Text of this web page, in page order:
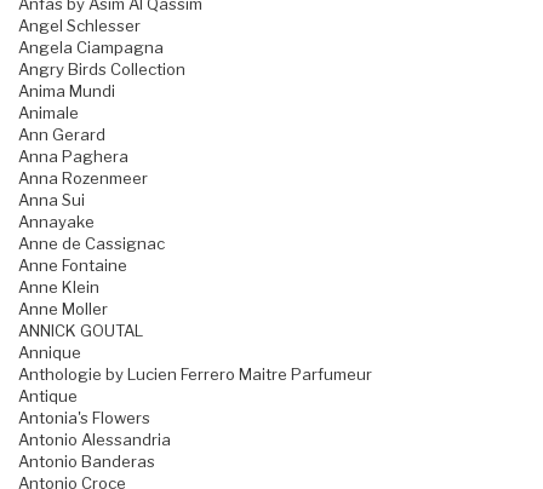
Anfas by Asim Al Qassim
Angel Schlesser
Angela Ciampagna
Angry Birds Collection
Anima Mundi
Animale
Ann Gerard
Anna Paghera
Anna Rozenmeer
Anna Sui
Annayake
Anne de Cassignac
Anne Fontaine
Anne Klein
Anne Moller
ANNICK GOUTAL
Annique
Anthologie by Lucien Ferrero Maitre Parfumeur
Antique
Antonia's Flowers
Antonio Alessandria
Antonio Banderas
Antonio Croce